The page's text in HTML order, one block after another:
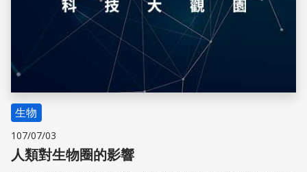
生物
107/07/03
人類對生物圈的影響